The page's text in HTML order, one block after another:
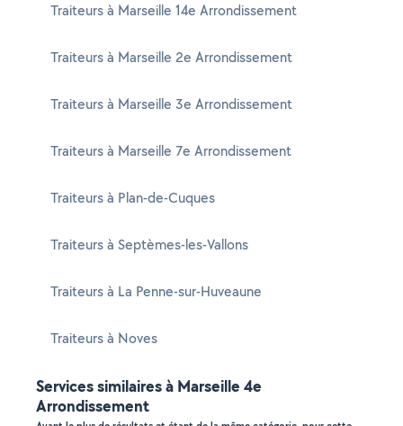
Traiteurs à Marseille 14e Arrondissement
Traiteurs à Marseille 2e Arrondissement
Traiteurs à Marseille 3e Arrondissement
Traiteurs à Marseille 7e Arrondissement
Traiteurs à Plan-de-Cuques
Traiteurs à Septèmes-les-Vallons
Traiteurs à La Penne-sur-Huveaune
Traiteurs à Noves
Services similaires à Marseille 4e
Arrondissement